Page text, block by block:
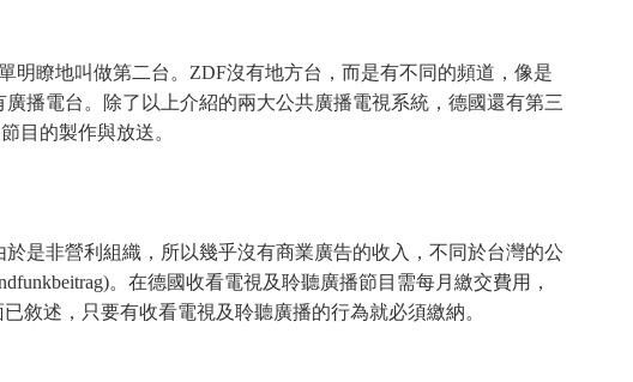
明瞭地叫做第二台。ZDF沒有地方台，而是有不同的頻道，像是
播電台。除了以上介紹的兩大公共廣播電視系統，德國還有第三
目的製作與放送。
是非營利組織，所以幾乎沒有商業廣告的收入，不同於台灣的公
。在德國收看電視及聆聽廣播節目需每月繳交費用，
敘述，只要有收看電視及聆聽廣播的行為就必須繳納。